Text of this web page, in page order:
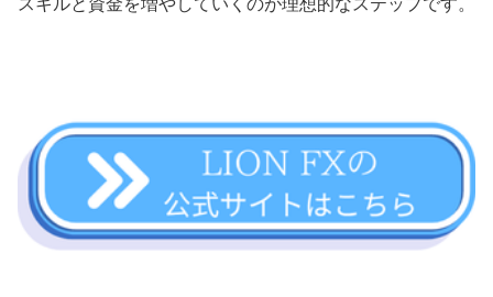
スキルと資金を増やしていくのが理想的なステップです。